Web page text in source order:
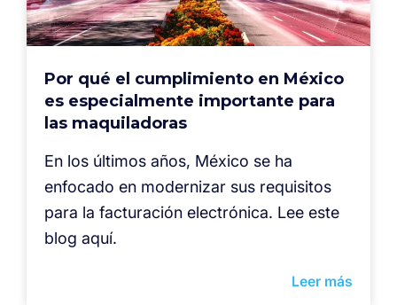
Por qué el cumplimiento en México
es especialmente importante para
las maquiladoras
En los últimos años, México se ha
enfocado en modernizar sus requisitos
para la facturación electrónica. Lee este
blog aquí.
Leer más